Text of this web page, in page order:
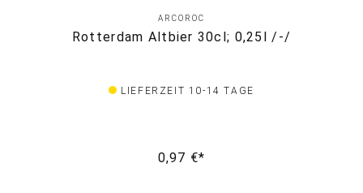
ARCOROC
Rotterdam Altbier 30cl; 0,25l /-/
LIEFERZEIT 10-14 TAGE
0,97 €*